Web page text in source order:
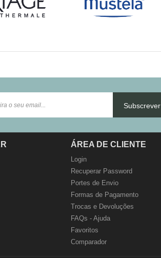
Subscrever
ÁREA DE CLIENTE
Login
Recuperar Password
Portes de Envio
Formas de Pagamento
Trocas e Devoluções
FAQs - Ajuda
Favoritos
Comparador